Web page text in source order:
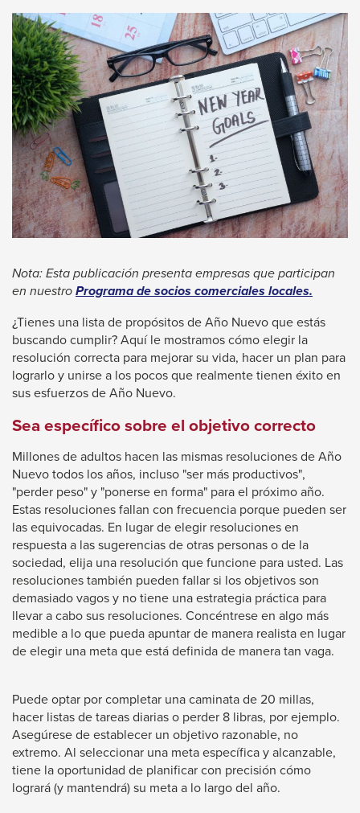
main
level
menus
and
toggle
through
sub
tier
links.
Enter
space
open
menus
and
escape
closes
them
as
well.
Tab
will
move
on
to
the
next
part
of
site
rather
than
go
through
Nota: Esta publicación presenta empresas que participan
en nuestroPrograma de socios comerciales locales.
¿Tienes una lista de propósitos de Año Nuevo que estás
buscando cumplir? Aquí le mostramos cómo elegir la
resolución correcta para mejorar su vida, hacer un plan para
lograrlo y unirse a los pocos que realmente tienen éxito en
sus esfuerzos de Año Nuevo.
Sea específico sobre el objetivo correcto
Millones de adultos hacen las mismas resoluciones de Año
Nuevo todos los años, incluso "ser más productivos",
"perder peso" y "ponerse en forma" para el próximo año.
Estas resoluciones fallan con frecuencia porque pueden ser
las equivocadas. En lugar de elegir resoluciones en
respuesta a las sugerencias de otras personas o de la
sociedad, elija una resolución que funcione para usted. Las
resoluciones también pueden fallar si los objetivos son
demasiado vagos y no tiene una estrategia práctica para
llevar a cabo sus resoluciones. Concéntrese en algo más
medible a lo que pueda apuntar de manera realista en lugar
de elegir una meta que está definida de manera tan vaga.
Puede optar por completar una caminata de 20 millas,
hacer listas de tareas diarias o perder 8 libras, por ejemplo.
Asegúrese de establecer un objetivo razonable, no
extremo. Al seleccionar una meta específica y alcanzable,
tiene la oportunidad de planificar con precisión cómo
logrará (y mantendrá) su meta a lo largo del año.